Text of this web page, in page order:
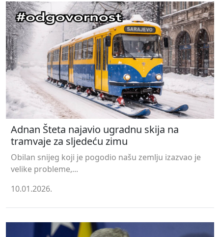
Adnan Šteta najavio ugradnu skija na
tramvaje za sljedeću zimu
Obilan snijeg koji je pogodio našu zemlju izazvao je
velike probleme,...
10.01.2026.